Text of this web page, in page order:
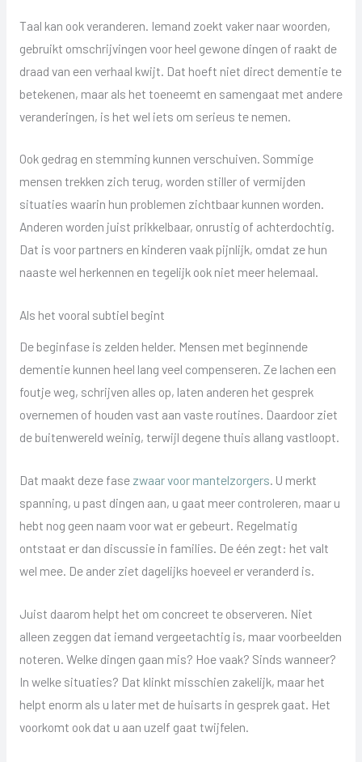
Taal kan ook veranderen. Iemand zoekt vaker naar woorden,
gebruikt omschrijvingen voor heel gewone dingen of raakt de
draad van een verhaal kwijt. Dat hoeft niet direct dementie te
betekenen, maar als het toeneemt en samengaat met andere
veranderingen, is het wel iets om serieus te nemen.
Ook gedrag en stemming kunnen verschuiven. Sommige
mensen trekken zich terug, worden stiller of vermijden
situaties waarin hun problemen zichtbaar kunnen worden.
Anderen worden juist prikkelbaar, onrustig of achterdochtig.
Dat is voor partners en kinderen vaak pijnlijk, omdat ze hun
naaste wel herkennen en tegelijk ook niet meer helemaal.
Als het vooral subtiel begint
De beginfase is zelden helder. Mensen met beginnende
dementie kunnen heel lang veel compenseren. Ze lachen een
foutje weg, schrijven alles op, laten anderen het gesprek
overnemen of houden vast aan vaste routines. Daardoor ziet
de buitenwereld weinig, terwijl degene thuis allang vastloopt.
Dat maakt deze fase zwaar voor mantelzorgers. U merkt
spanning, u past dingen aan, u gaat meer controleren, maar u
hebt nog geen naam voor wat er gebeurt. Regelmatig
ontstaat er dan discussie in families. De één zegt: het valt
wel mee. De ander ziet dagelijks hoeveel er veranderd is.
Juist daarom helpt het om concreet te observeren. Niet
alleen zeggen dat iemand vergeetachtig is, maar voorbeelden
noteren. Welke dingen gaan mis? Hoe vaak? Sinds wanneer?
In welke situaties? Dat klinkt misschien zakelijk, maar het
helpt enorm als u later met de huisarts in gesprek gaat. Het
voorkomt ook dat u aan uzelf gaat twijfelen.